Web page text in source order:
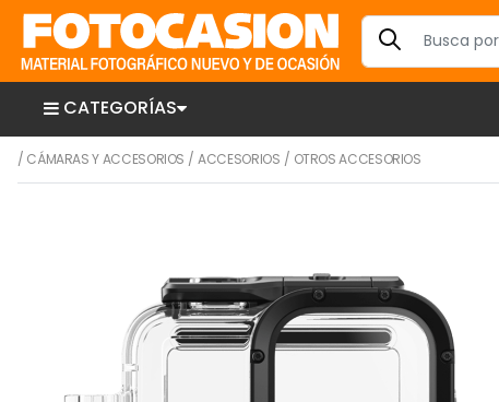
CATEGORÍAS
/ CÁMARAS Y ACCESORIOS /ACCESORIOS / OTROS ACCESORIOS